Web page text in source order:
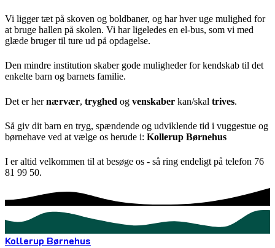
Vi ligger tæt på skoven og boldbaner, og har hver uge mulighed for
at bruge hallen på skolen. Vi har ligeledes en el-bus, som vi med
glæde bruger til ture ud på opdagelse.
Den mindre institution skaber gode muligheder for kendskab til det
enkelte barn og barnets familie.
Det er hernærvær, tryghed og venskaber kan/skal trives.
Så giv dit barn en tryg, spændende og udviklende tid i vuggestue og
børnehave ved at vælge os herude i: Kollerup Børnehus
I er altid velkommen til at besøge os - så ring endeligt på telefon 76
81 99 50.
Kollerup Børnehus